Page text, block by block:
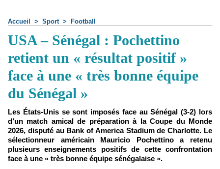
Accueil > Sport > Football
USA – Sénégal : Pochettino
retient un « résultat positif »
face à une « très bonne équipe
du Sénégal »
Les États-Unis se sont imposés face au Sénégal (3-2) lors
d’un match amical de préparation à la Coupe du Monde
2026, disputé au Bank of America Stadium de Charlotte. Le
sélectionneur américain Mauricio Pochettino a retenu
plusieurs enseignements positifs de cette confrontation
face à une « très bonne équipe sénégalaise ».